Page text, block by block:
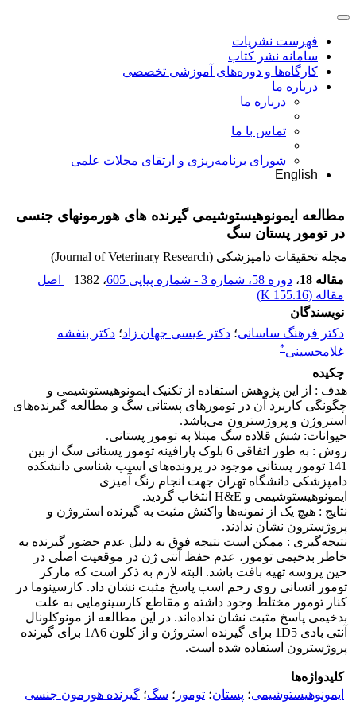
فهرست نشریات
سامانه نشر کتاب
کارگاه‌ها و دوره‌های آموزشی تخصصی
درباره ما
درباره ما
تماس با ما
شورای برنامه‌ریزی و ارتقای مجلات علمی
English
مطالعه ایمونوهیستوشیمی گیرنده های هورمونهای جنسی
در تومور پستان سگ
مجله تحقیقات دامپزشکی (Journal of Veterinary Research)
مقاله 18
، دوره 58، شماره 3 - شماره پیاپی 605 ، 1382
اصل
مقاله (155.16 K
)
نویسندگان
دکتر فرهنگ ساسانی؛ دکتر عیسی جهان زاد؛ دکتر بنفشه
غلامحسینی*
چکیده
هدف : از این پژوهش استفاده از تکنیک ایمونوهیستوشیمی و
چگونگی کاربرد آن در تومورهای پستانی سگ و مطالعه گیرنده‌های
استروژن و پروژسترون می‌باشد.
حیوانات: شش قلاده سگ مبتلا به تومور پستانی.
روش : به طور اتفاقی 6 بلوک پارافینه تومور پستانی سگ از بین
141 تومور پستانی موجود در پرونده‌های اسیب شناسی دانشکده
دامپزشکی دانشگاه تهران جهت انجام رنگ آمیزی
ایمونوهیستوشیمی و H&E انتخاب گردید.
نتایج : هیچ یک از نمونه‌ها واکنش مثبت به گیرنده استروژن و
پروژسترون نشان ندادند.
نتیجه‌گیری : ممکن است نتیجه فوق به دلیل عدم حضور گیرنده به
خاطر بدخیمی تومور، عدم حفظ آنتی ژن در موقعیت اصلی در
حین پروسه تهیه بافت باشد. البته لازم به ذکر است که مارکر
تومور انسانی روی رحم اسب پاسخ مثبت نشان داد. کارسینوما در
کنار تومور مختلط وجود داشته و مقاطع کارسینومایی به علت
بدخیمی پاسخ مثبت نشان نداده‌اند. در این مطالعه از مونوکلونال
آنتی بادی 1D5 برای گیرنده استروژن و از کلون 1A6 برای گیرنده
پروژسترون استفاده شده است.
کلیدواژه‌ها
ایمونوهیستوشیمی؛ پستان؛ تومور ؛ سگ؛ گیرنده هورمون جنسی